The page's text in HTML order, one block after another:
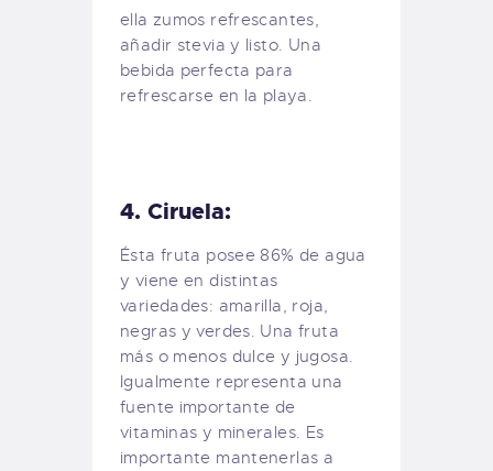
ella zumos refrescantes,
añadir stevia y listo. Una
bebida perfecta para
refrescarse en la playa.
4. Ciruela:
Ésta fruta posee 86% de agua
y viene en distintas
variedades: amarilla, roja,
negras y verdes. Una fruta
más o menos dulce y jugosa.
Igualmente representa una
fuente importante de
vitaminas y minerales. Es
importante mantenerlas a